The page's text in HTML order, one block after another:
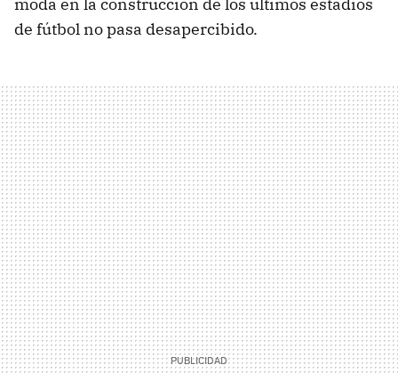
moda en la construcción de los últimos estadios
de fútbol no pasa desapercibido.